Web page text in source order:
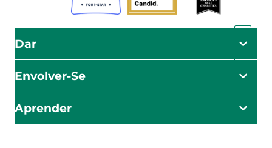
Dar
Envolver-Se
Aprender